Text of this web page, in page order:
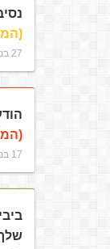
27 במאי 2023
17 במאי 2023